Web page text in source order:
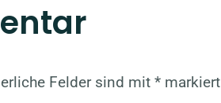
Felder sind mit * markiert